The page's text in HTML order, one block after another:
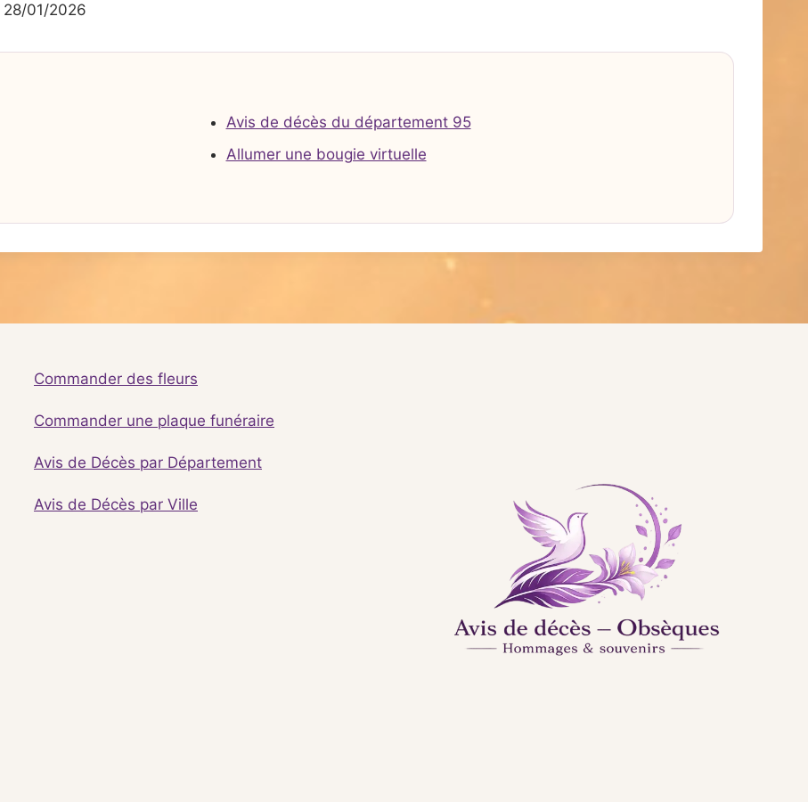
01/2026
Avis de décès du département 95
Allumer une bougie virtuelle
Commander des fleurs
Commander une plaque funéraire
Avis de Décès par Département
Avis de Décès par Ville